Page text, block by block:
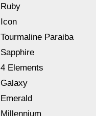
Ruby
Icon
Tourmaline Paraiba
Sapphire
4 Elements
Galaxy
Emerald
Millennium